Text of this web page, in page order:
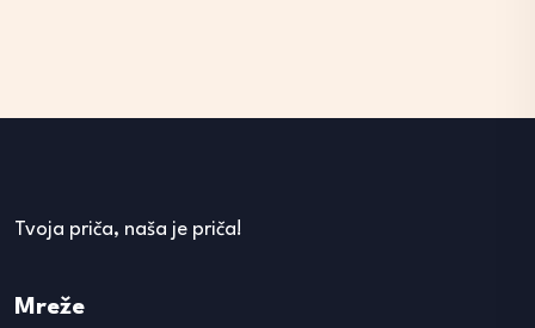
Tvoja priča, naša je priča!
Mreže